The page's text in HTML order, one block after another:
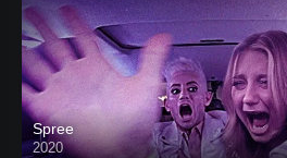
Spree
2020